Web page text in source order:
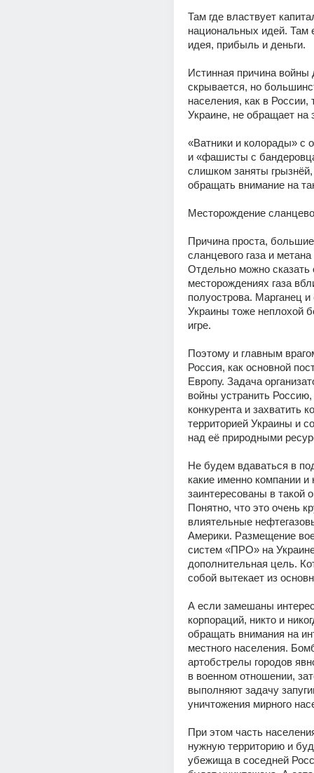
Там где властвует
национальных идей. Там
идея, прибыль и деньги.
Истинная причина войны
скрывается, но
населения, как в России,
Украине, не обращает на
«Ватники и колорады» с
и «фашисты с
слишком заняты
обращать внимание на
Месторождение
Причина проста,
сланцевого газа и
Отдельно можно
месторождениях газа
полуострова. Марганец и
Украины тоже неплохой
игре.
Поэтому и главным
Россия, как основной
Европу. Задача
войны устранить Россию,
конкурента и захватить
территорией Украины и
над её природными
Не будем вдаваться в
какие именно компании и
заинтересованы в такой
Понятно, что это очень
влиятельные
Америки. Размещение
систем «ПРО» на
дополнительная цель.
собой вытекает из
А если замешаны
корпораций, никто и
обращать внимания на
местного населения.
артобстрелы городов
в военном отношении,
выполняют задачу
уничтожения мирного
При этом часть
нужную территорию и
убежища в соседней